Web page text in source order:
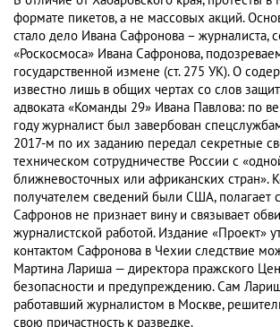
формате пикетов, а не массовых акций.
стало дело Ивана Сафронова – журналиста,
«Роскосмоса» Ивана Сафронова,
государственной измене (ст. 275 УК). О
известно лишь в общих чертах со слов
адвоката «Команды 29» Ивана Павлова: по
году журналист был завербован
2017-м по их заданию передал секретные
техническом сотрудничестве России с
ближневосточных или африканских стран».
получателем сведений были США, полагает
Сафронов не признает вину и связывает
журналистской работой. Издание «Проект»
контактом Сафронова в Чехии следствие
Мартина Лариша — директора пражского
безопасности и предупреждению. Сам
работавший журналистом в Москве,
свою причастность к разведке.